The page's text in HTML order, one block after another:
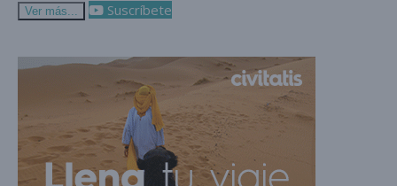
Ver más... Suscríbete